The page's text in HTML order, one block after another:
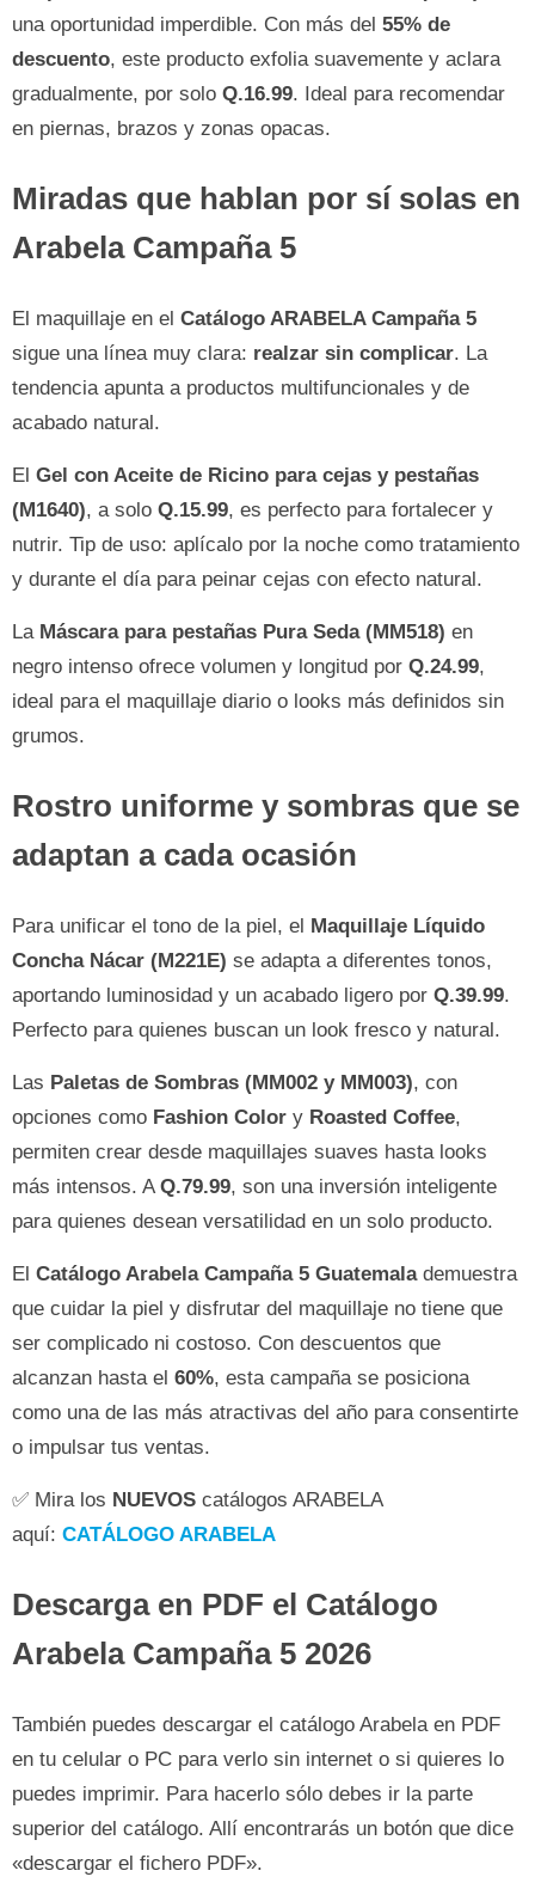
una oportunidad imperdible. Con más del 55% de
descuento, este producto exfolia suavemente y aclara
gradualmente, por solo Q.16.99. Ideal para recomendar
en piernas, brazos y zonas opacas.
Miradas que hablan por sí solas en
Arabela Campaña 5
El maquillaje en el Catálogo ARABELA Campaña 5
sigue una línea muy clara: realzar sin complicar. La
tendencia apunta a productos multifuncionales y de
acabado natural.
El Gel con Aceite de Ricino para cejas y pestañas
(M1640), a solo Q.15.99, es perfecto para fortalecer y
nutrir. Tip de uso: aplícalo por la noche como tratamiento
y durante el día para peinar cejas con efecto natural.
La Máscara para pestañas Pura Seda (MM518) en
negro intenso ofrece volumen y longitud por Q.24.99,
ideal para el maquillaje diario o looks más definidos sin
grumos.
Rostro uniforme y sombras que se
adaptan a cada ocasión
Para unificar el tono de la piel, el Maquillaje Líquido
Concha Nácar (M221E) se adapta a diferentes tonos,
aportando luminosidad y un acabado ligero por Q.39.99.
Perfecto para quienes buscan un look fresco y natural.
Las Paletas de Sombras (MM002 y MM003), con
opciones como Fashion Color y Roasted Coffee,
permiten crear desde maquillajes suaves hasta looks
más intensos. A Q.79.99, son una inversión inteligente
para quienes desean versatilidad en un solo producto.
El Catálogo Arabela Campaña 5 Guatemalademuestra
que cuidar la piel y disfrutar del maquillaje no tiene que
ser complicado ni costoso. Con descuentos que
alcanzan hasta el 60%, esta campaña se posiciona
como una de las más atractivas del año para consentirte
o impulsar tus ventas.
✅ Mira los NUEVOS catálogos ARABELA
aquí: CATÁLOGO ARABELA
Descarga en PDF el Catálogo
Arabela Campaña 5 2026
También puedes descargar el catálogo Arabela en PDF
en tu celular o PC para verlo sin internet o si quieres lo
puedes imprimir. Para hacerlo sólo debes ir la parte
superior del catálogo. Allí encontrarás un botón que dice
«descargar el fichero PDF».